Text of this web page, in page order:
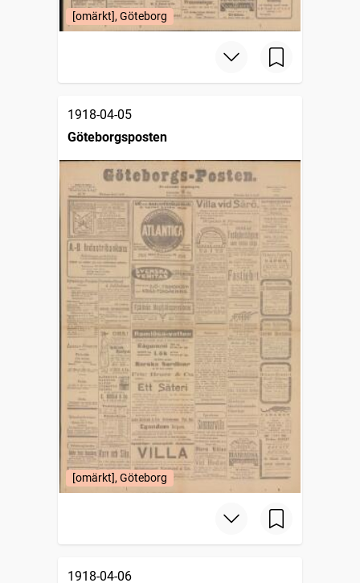
[omärkt], Göteborg
1918-04-05
Göteborgsposten
[omärkt], Göteborg
1918-04-06